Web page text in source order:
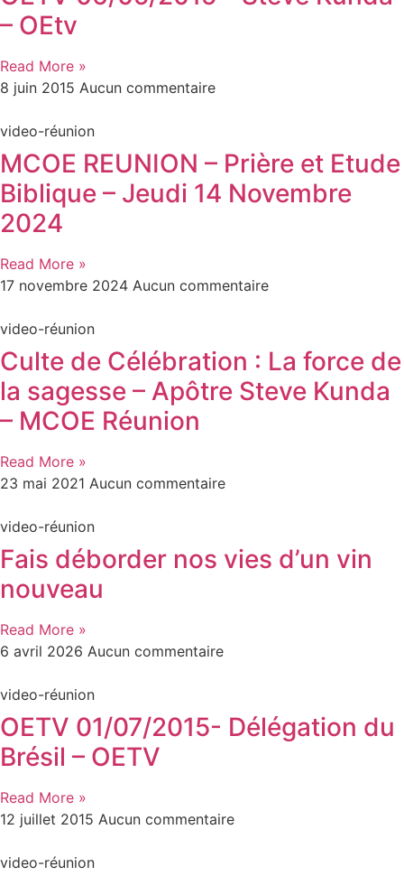
– OEtv
Read More »
8 juin 2015 Aucun commentaire
video-réunion
MCOE REUNION – Prière et Etude
Biblique – Jeudi 14 Novembre
2024
Read More »
17 novembre 2024 Aucun commentaire
video-réunion
Culte de Célébration : La force de
la sagesse – Apôtre Steve Kunda
– MCOE Réunion
Read More »
23 mai 2021 Aucun commentaire
video-réunion
Fais déborder nos vies d’un vin
nouveau
Read More »
6 avril 2026 Aucun commentaire
video-réunion
OETV 01/07/2015- Délégation du
Brésil – OETV
Read More »
12 juillet 2015 Aucun commentaire
video-réunion